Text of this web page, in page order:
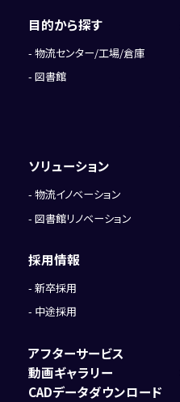
目的から探す
物流センター/工場/倉庫
図書館
ソリューション
物流イノベーション
図書館リノベーション
採用情報
新卒採用
中途採用
アフターサービス
動画ギャラリー
CADデータダウンロード